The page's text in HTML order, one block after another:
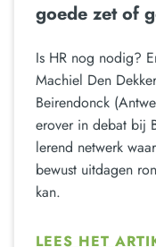
goede zet of
Is HR nog nodig?
Machiel Den
Beirendonck
erover in debat bij
lerend netwerk
bewust uitdagen
kan.
LEES HET